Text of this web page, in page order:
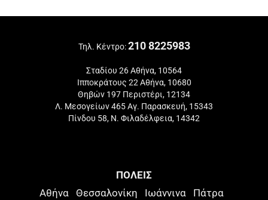
Τηλ. Κέντρο:210 8225983
Σταδίου 26 Αθήνα, 10564
Ιπποκράτους 22 Αθήνα, 10680
Θηβών 197 Περιστέρι, 12134
Λ. Μεσογείων 465 Αγ. Παρασκευή, 15343
Πίνδου 58, Ν. Φιλαδέλφεια, 14342
ΠΟΛΕΙΣ
Αθήνα Θεσσαλονίκη Ιωάννινα
Πάτρα